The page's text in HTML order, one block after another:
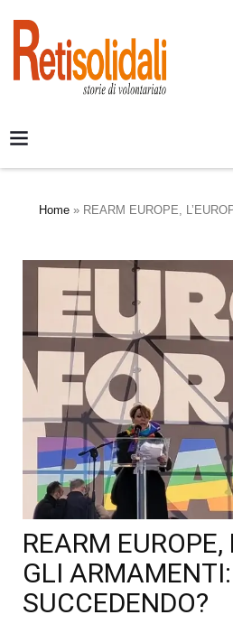
Home » REARM EUROPE,
REARM EUROPE,
GLI
SUCCEDENDO?